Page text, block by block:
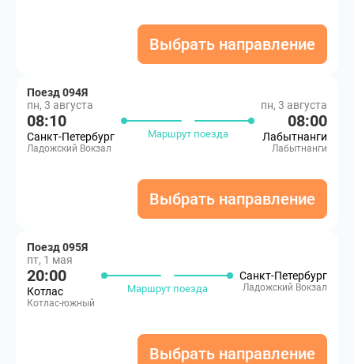
Выбрать направление
Поезд 094Я
пн, 3 августа
08:10
Санкт-Петербург
Ладожский Вокзал
Маршрут поезда
пн, 3 августа
08:00
Лабытнанги
Лабытнанги
Выбрать направление
Поезд 095Я
пт, 1 мая
20:00
Котлас
Котлас-южный
Маршрут поезда
Санкт-Петербург
Ладожский Вокзал
Выбрать направление